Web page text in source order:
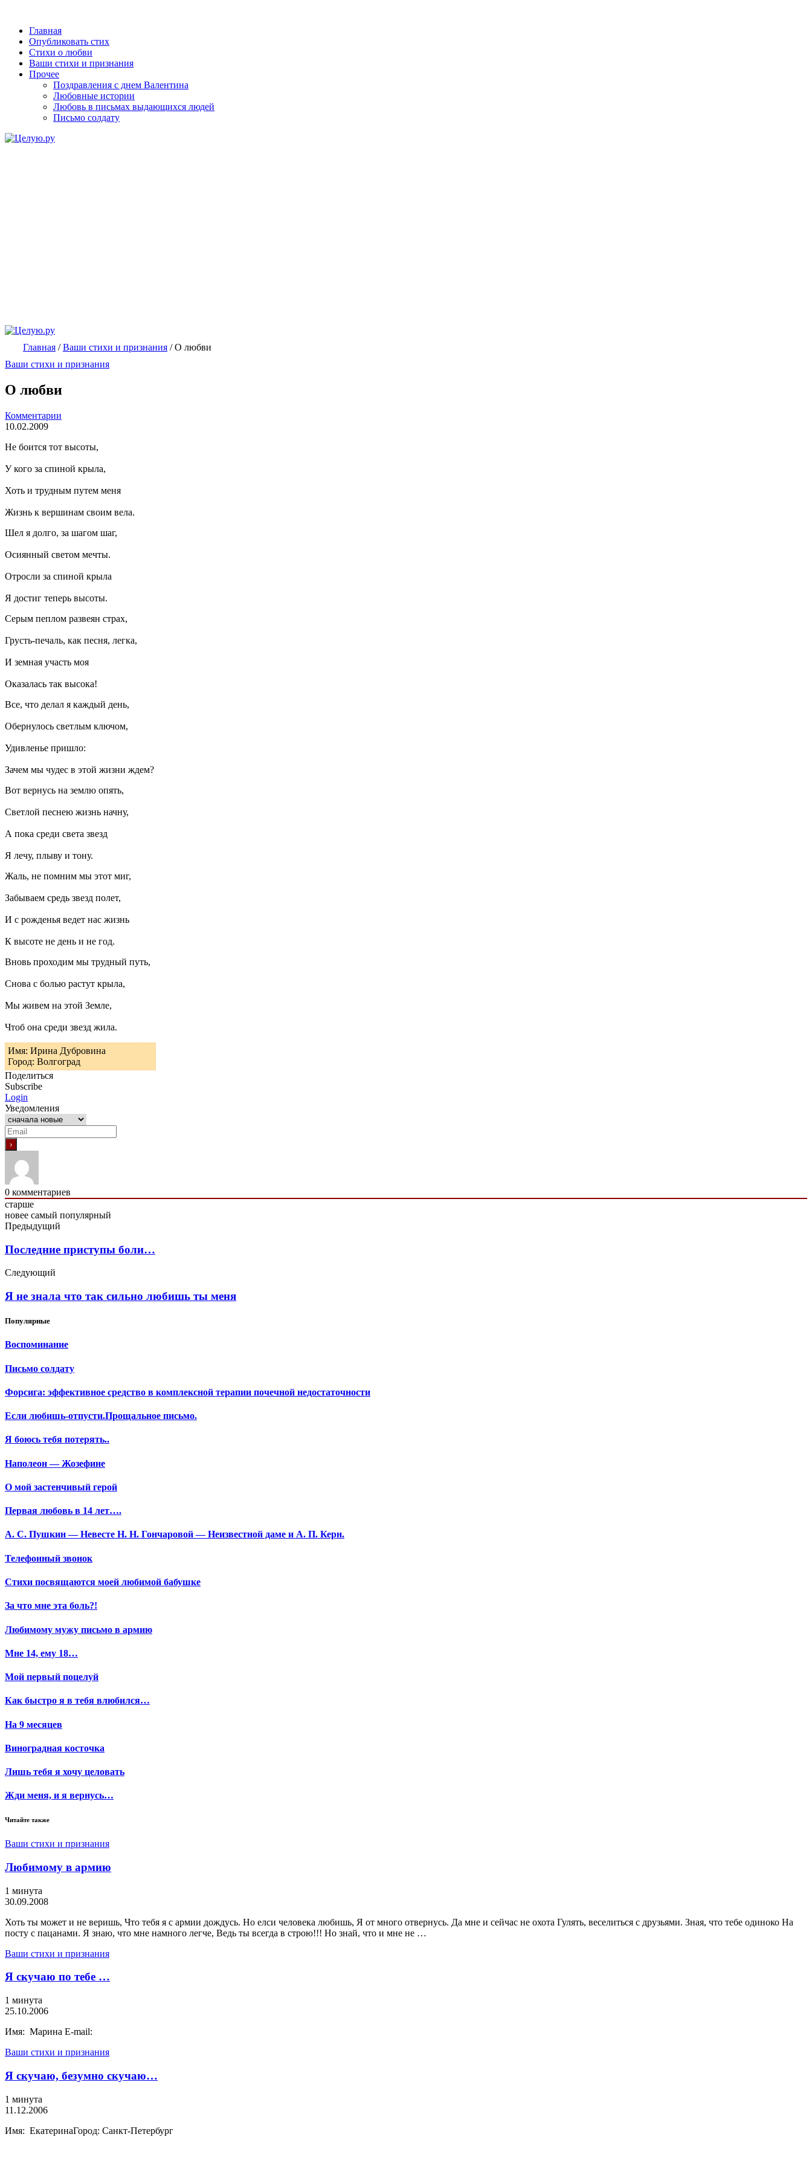
Главная
Опубликовать стих
Стихи о любви
Ваши стихи и признания
Прочее
Поздравления с днем Валентина
Любовные истории
Любовь в письмах выдающихся людей
Письмо солдату
Главная /Ваши стихи и признания /О любви
Ваши стихи и признания
О любви
Комментарии
10.02.2009
Не боится тот высоты,
У кого за спиной крыла,
Хоть и трудным путем меня
Жизнь к вершинам своим вела.
Шел я долго, за шагом шаг,
Осиянный светом мечты.
Отросли за спиной крыла
Я достиг теперь высоты.
Серым пеплом развеян страх,
Грусть-печаль, как песня, легка,
И земная участь моя
Оказалась так высока!
Все, что делал я каждый день,
Обернулось светлым ключом,
Удивленье пришло:
Зачем мы чудес в этой жизни ждем?
Вот вернусь на землю опять,
Светлой песнею жизнь начну,
А пока среди света звезд
Я лечу, плыву и тону.
Жаль, не помним мы этот миг,
Забываем средь звезд полет,
И с рожденья ведет нас жизнь
К высоте не день и не год.
Вновь проходим мы трудный путь,
Снова с болью растут крыла,
Мы живем на этой Земле,
Чтоб она среди звезд жила.
Имя: Ирина Дубровина
Город: Волгоград
Поделиться
Subscribe
Login
Уведомления
0 комментариев
старше
новее самый популярный
Предыдущий
Последние приступы боли…
Следующий
Я не знала что так сильно любишь ты меня
Популярные
Воспоминание
Письмо солдату
Форсига: эффективное средство в комплексной терапии почечной недостаточности
Если любишь-отпусти.Прощальное письмо.
Я боюсь тебя потерять..
Наполеон — Жозефине
О мой застенчивый герой
Первая любовь в 14 лет….
А. С. Пушкин — Невесте Н. Н. Гончаровой — Неизвестной даме и А. П. Керн.
Телефонный звонок
Стихи посвящаются моей любимой бабушке
За что мне эта боль?!
Любимому мужу письмо в армию
Мне 14, ему 18…
Мой первый поцелуй
Как быстро я в тебя влюбился…
На 9 месяцев
Виноградная косточка
Лишь тебя я хочу целовать
Жди меня, и я вернусь…
Читайте также
Ваши стихи и признания
Любимому в армию
1 минута
30.09.2008
Хоть ты может и не веришь, Что тебя я с армии дождусь. Но елси человека любишь, Я от много отвернусь. Да мне и сейчас не охота Гулять, веселиться с друзьями. Зная, что тебе одиноко На
посту с пацанами. Я знаю, что мне намного легче, Ведь ты всегда в строю!!! Но знай, что и мне не …
Ваши стихи и признания
Я скучаю по тебе …
1 минута
25.10.2006
Имя: Марина E-mail:
Ваши стихи и признания
Я скучаю, безумно скучаю…
1 минута
11.12.2006
Имя: ЕкатеринаГород: Санкт-Петербург